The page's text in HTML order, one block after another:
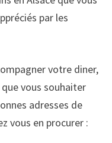
par les
votre diner,
vous souhaiter
adresses de
vous en procurer :